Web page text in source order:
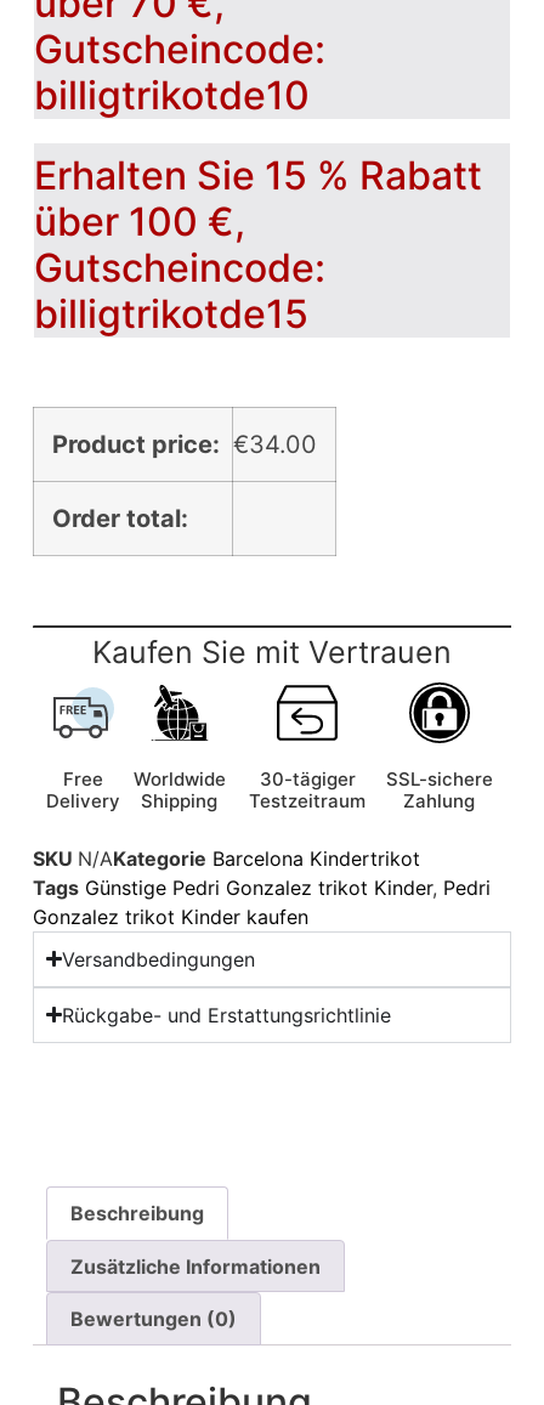
Gutscheincode:
billigtrikotde10
Erhalten Sie 15 % Rabatt
über 100 €,
Gutscheincode:
billigtrikotde15
Product price: €34.00
Order total:
Kaufen Sie mit Vertrauen
Free
Delivery
Worldwide
Shipping
30-tägiger
Testzeitraum
SSL-sichere
Zahlung
SKU N/AKategorie Barcelona Kindertrikot
Tags Günstige Pedri Gonzalez trikot Kinder, Pedri
Gonzalez trikot Kinder kaufen
Versandbedingungen
Rückgabe- und Erstattungsrichtlinie
Beschreibung
Zusätzliche Informationen
Bewertungen (0)